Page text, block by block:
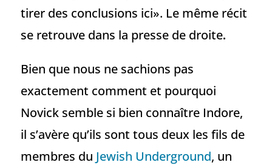
tirer des conclusions ici». Le même récit
se retrouve dans la presse de droite.
Bien que nous ne sachions pas
exactement comment et pourquoi
Novick semble si bien connaître Indore,
il s’avère qu’ils sont tous deux les fils de
membres du Jewish Underground, un